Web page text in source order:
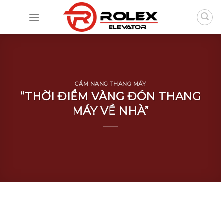
CẨM NANG THANG MÁY
“THỜI ĐIỂM VÀNG ĐÓN THANG
MÁY VỀ NHÀ”